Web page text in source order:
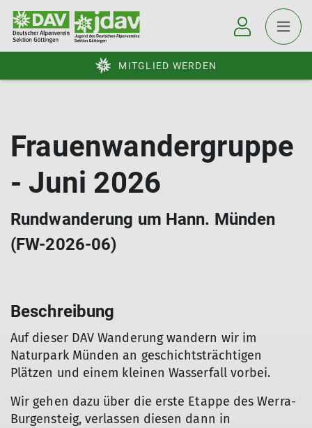
MITGLIED WERDEN
Frauenwandergruppe
- Juni 2026
Rundwanderung um Hann. Münden
(FW-2026-06)
Beschreibung
Auf dieser DAV Wanderung wandern wir im
Naturpark Münden an geschichtsträchtigen
Plätzen und einem kleinen Wasserfall vorbei.
Wir gehen dazu über die erste Etappe des Werra-
Burgensteig, verlassen diesen dann in